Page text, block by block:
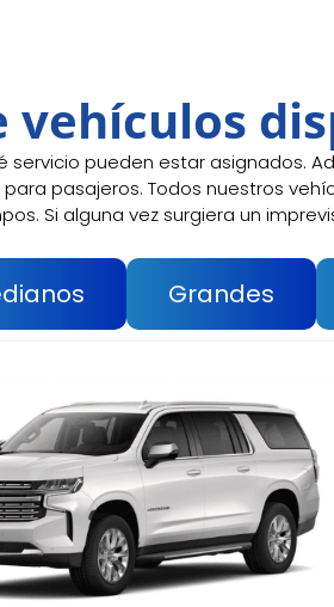
vehículos
pueden estar asignados.
pasajeros. Todos nuestros
Si alguna vez surgiera un
Grandes